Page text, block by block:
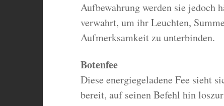
Aufbewahrung werden sie jedoch
verwahrt, um ihr Leuchten,
Aufmerksamkeit zu unterbinden.
Botenfee
Diese energiegeladene Fee sieht
bereit, auf seinen Befehl hin